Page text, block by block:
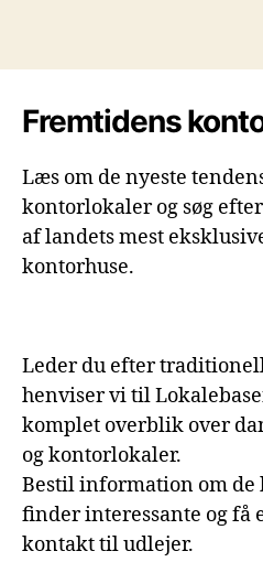
Fremtidens
Læs om de nyeste
kontorlokaler og søg
af landets mest
kontorhuse.
Leder du efter
henviser vi til
komplet overblik over
og kontorlokaler.
Bestil information om
finder interessante og få
kontakt til udlejer.